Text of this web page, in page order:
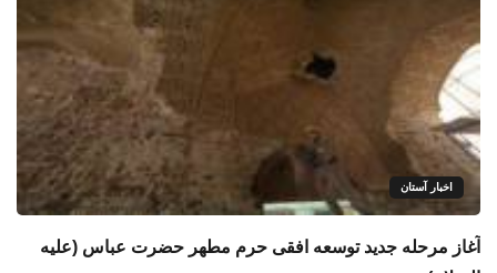
اخبار آستان
آغاز مرحله جديد توسعه افقى حرم مطهر حضرت عباس (علیه